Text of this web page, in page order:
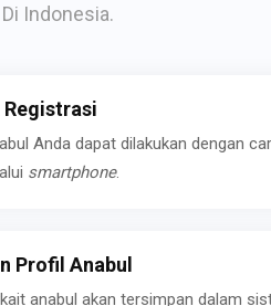
Indonesia.
Registrasi
Anda dapat dilakukan dengan
smartphone.
Profil Anabul
anabul akan tersimpan dalam